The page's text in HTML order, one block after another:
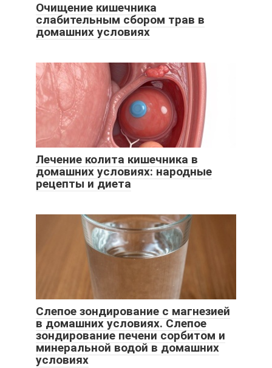
Очищение кишечника
слабительным сбором трав в
домашних условиях
Лечение колита кишечника в
домашних условиях: народные
рецепты и диета
Слепое зондирование с магнезией
в домашних условиях. Слепое
зондирование печени сорбитом и
минеральной водой в домашних
условиях